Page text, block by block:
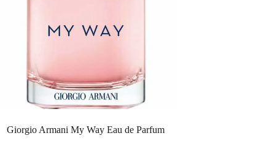
Giorgio Armani My Way Eau de Parfum